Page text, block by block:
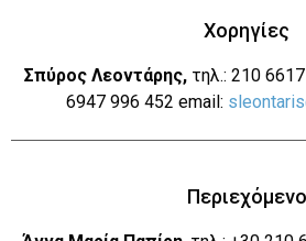
Χορηγίες
Σπύρος Λεοντάρης, τηλ.: 210
6947 996 452 email:
Περιεχόμενο